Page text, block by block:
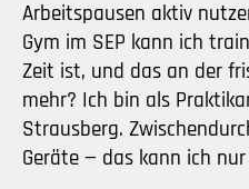
Arbeitspausen aktiv
Gym im SEP kann ich
Zeit ist, und das an der
mehr? Ich bin als
Strausberg.
Geräte — das kann ich